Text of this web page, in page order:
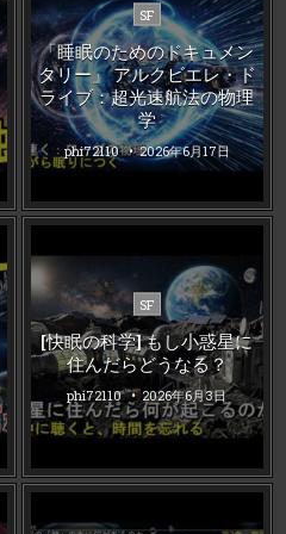
Posted
in
SF
「睡眠のためのドキュメン
タリー」 アルクビエレ・ド
ライブ：超光速航法の物理
学
phi72110 2026年6月17日
Posted
in
SF
[快眠の科学] もし小惑星に
住んだらどうなる？
phi72110 2026年6月3日